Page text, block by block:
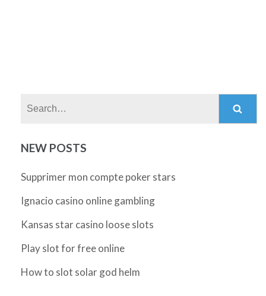
NEW POSTS
Supprimer mon compte poker stars
Ignacio casino online gambling
Kansas star casino loose slots
Play slot for free online
How to slot solar god helm